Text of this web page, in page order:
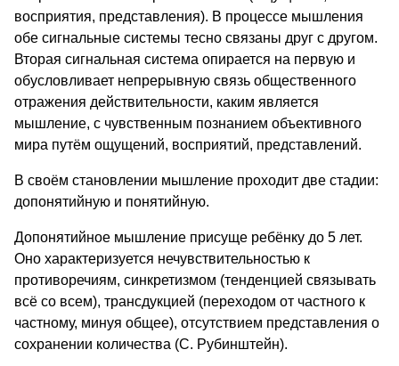
восприятия, представления). В процессе мышления
обе сигнальные системы тесно связаны друг с другом.
Вторая сигнальная система опирается на первую и
обусловливает непрерывную связь общественного
отражения действительности, каким является
мышление, с чувственным познанием объективного
мира путём ощущений, восприятий, представлений.
В своём становлении мышление проходит две стадии:
допонятийную и понятийную.
Допонятийное мышление присуще ребёнку до 5 лет.
Оно характеризуется нечувствительностью к
противоречиям, синкретизмом (тенденцией связывать
всё со всем), трансдукцией (переходом от частного к
частному, минуя общее), отсутствием представления о
сохранении количества (С. Рубинштейн).